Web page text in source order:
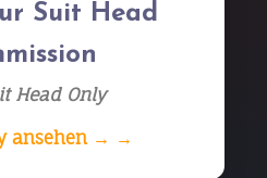
Suit Head
Head Only
ansehen → →